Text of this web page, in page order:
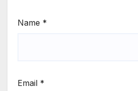
Name *
Email *